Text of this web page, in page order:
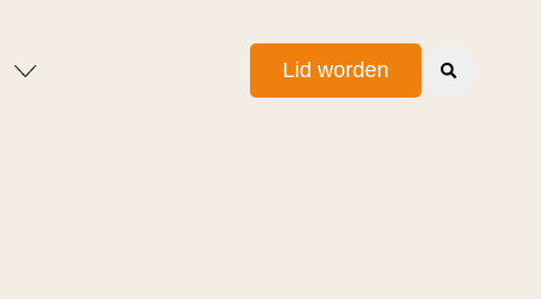
Lid worden